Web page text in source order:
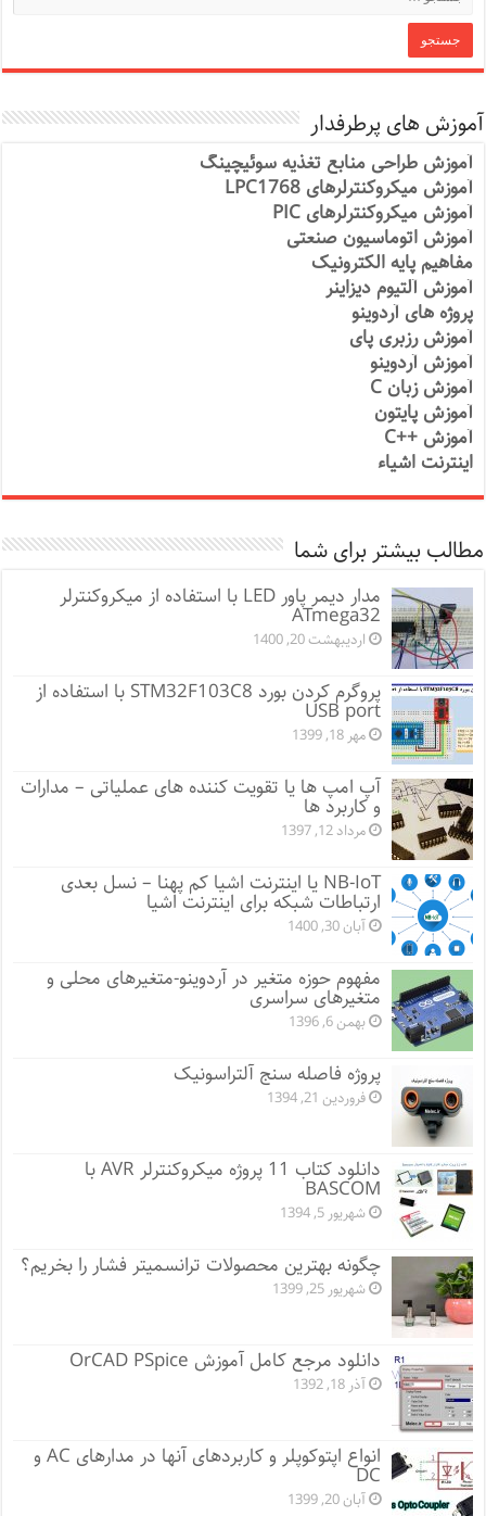
آموزش های پرطرفدار
آموزش طراحی منابع تغذیه سوئیچینگ
آموزش میکروکنترلرهای LPC1768
آموزش میکروکنترلرهای PIC
آموزش اتوماسیون صنعتی
مفاهیم پایه الکترونیک
آموزش آلتیوم دیزاینر
پروژه های آردوینو
آموزش رزبری پای
آموزش آردوینو
آموزش زبان C
آموزش پایتون
آموزش ++C
اینترنت اشیاء
مطالب بیشتر برای شما
مدار دیمر پاور LED با استفاده از میکروکنترلر
ATmega32
اردیبهشت 20, 1400
پروگرم کردن بورد STM32F103C8 با استفاده از
USB port
مهر 18, 1399
آپ امپ ها یا تقویت کننده های عملیاتی – مدارات
و کاربرد ها
مرداد 12, 1397
NB-IoT یا اینترنت اشیا کم پهنا – نسل بعدی
ارتباطات شبکه برای اینترنت اشیا
آبان 30, 1400
مفهوم حوزه متغیر در آردوینو-متغیرهای محلی و
متغیرهای سراسری
بهمن 6, 1396
پروژه فاصله سنج آلتراسونیک
فروردین 21, 1394
دانلود کتاب 11 پروژه میکروکنترلر AVR با
BASCOM
شهریور 5, 1394
چگونه بهترین محصولات ترانسمیتر فشار را بخریم؟
شهریور 25, 1399
دانلود مرجع کامل آموزش OrCAD PSpice
آذر 18, 1392
انواع اپتوکوپلر و کاربردهای آنها در مدارهای AC و
DC
آبان 20, 1399